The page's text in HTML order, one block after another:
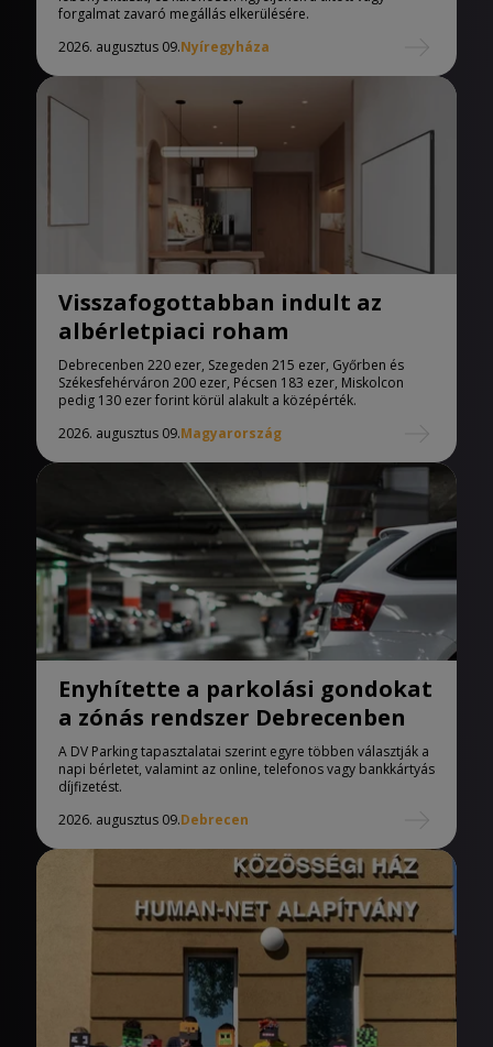
forgalmat zavaró megállás elkerülésére.
2026. augusztus 09.Nyíregyháza
Visszafogottabban indult az
albérletpiaci roham
Debrecenben 220 ezer, Szegeden 215 ezer, Győrben és
Székesfehérváron 200 ezer, Pécsen 183 ezer, Miskolcon
pedig 130 ezer forint körül alakult a középérték.
2026. augusztus 09.Magyarország
Enyhítette a parkolási gondokat
a zónás rendszer Debrecenben
A DV Parking tapasztalatai szerint egyre többen választják a
napi bérletet, valamint az online, telefonos vagy bankkártyás
díjfizetést.
2026. augusztus 09.Debrecen